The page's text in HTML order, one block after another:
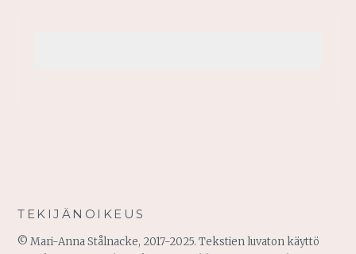
TEKIJÄNOIKEUS
© Mari-Anna Stålnacke, 2017-2025. Tekstien luvaton käyttö